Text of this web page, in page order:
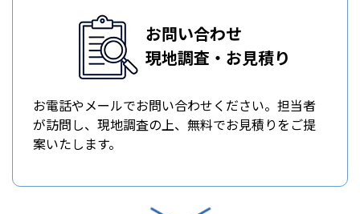
お問い合わせ
現地調査・お見積り
お電話やメールでお問い合わせください。担当者
が訪問し、現地調査の上、無料でお見積りをご提
案いたします。